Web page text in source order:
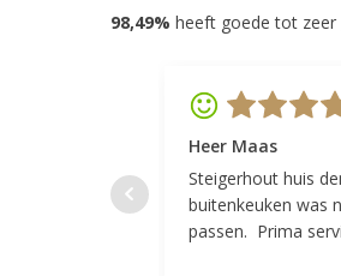
98,49% heeft goede tot zeer
Heer Maas
Steigerhout huis
buitenkeuken was
passen. Prima